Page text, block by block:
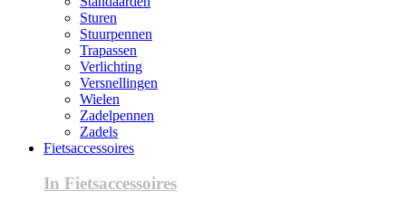
Sturen
Stuurpennen
Trapassen
Verlichting
Versnellingen
Wielen
Zadelpennen
Zadels
Fietsaccessoires
In Fietsaccessoires